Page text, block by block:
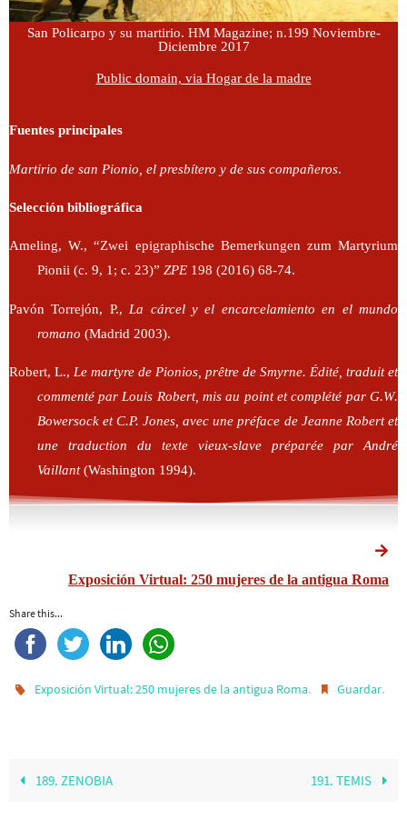
San Policarpo y su martirio. HM Magazine; n.199 Noviembre-
Diciembre 2017
Public domain, via Hogar de la madre
Fuentes principales
Martirio de san Pionio, el presbítero y de sus compañeros.
Selección bibliográfica
Ameling, W., “Zwei epigraphische Bemerkungen zum Martyrium
Pionii (c. 9, 1; c. 23)” ZPE198 (2016) 68-74.
Pavón Torrejón, P., La cárcel y el encarcelamiento en el mundo
romano (Madrid 2003).
Robert, L., Le martyre de Pionios, prêtre de Smyrne. Édité, traduit et
commenté par Louis Robert, mis au point et complété par G.W.
Bowersock et C.P. Jones, avec une préface de Jeanne Robert et
une traduction du texte vieux-slave préparée par André
Vaillant(Washington 1994).
Exposición Virtual: 250 mujeres de la antigua Roma
Share this...
Exposición Virtual: 250 mujeres de la antigua Roma. Guardar.
189. ZENOBIA 191. TEMIS